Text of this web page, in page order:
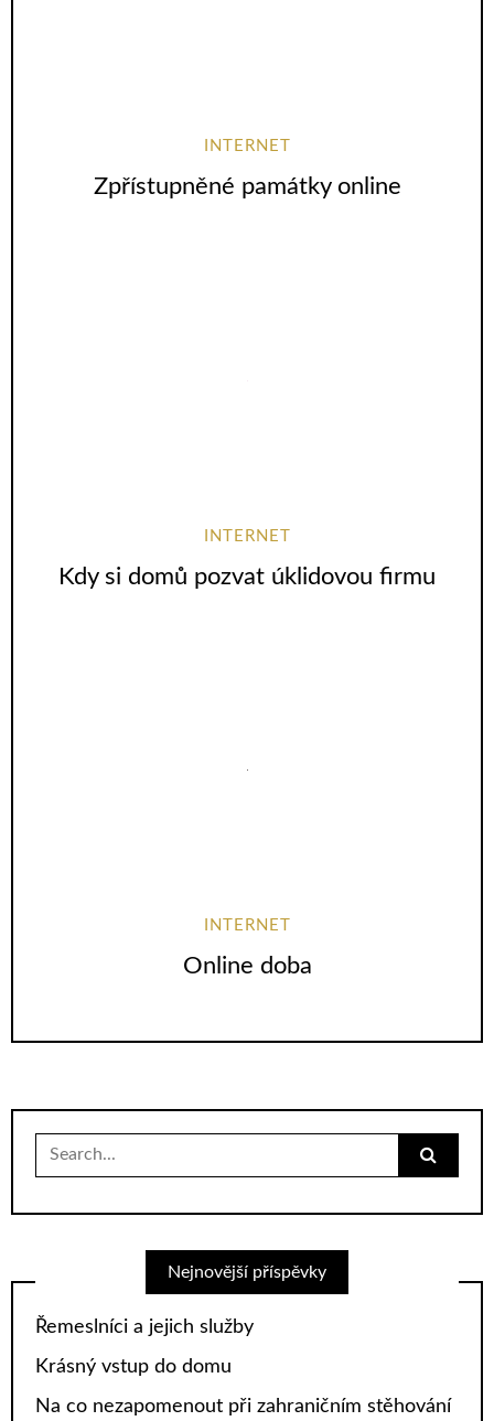
INTERNET
Zpřístupněné památky online
INTERNET
Kdy si domů pozvat úklidovou firmu
INTERNET
Online doba
Search
Nejnovější příspěvky
Řemeslníci a jejich služby
Krásný vstup do domu
Na co nezapomenout při zahraničním stěhování